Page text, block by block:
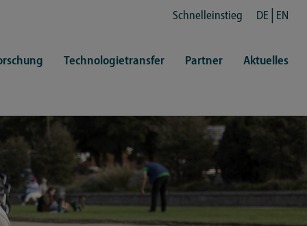
Schnelleinstieg DE EN
Kultur
Technologietransfer Partner Aktuelles